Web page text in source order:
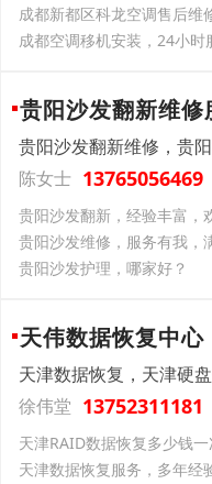
成都新都区科龙空调售后维
成都空调移机安装，24小时
贵阳沙发翻新维修
贵阳沙发翻新维修，贵
陈女士 13765056469
贵阳沙发翻新，经验丰富，
贵阳沙发维修，服务有我，
贵阳沙发护理，哪家好？
天伟数据恢复中心
天津数据恢复，天津硬
徐伟堂 13752311181
天津RAID数据恢复多少钱
天津数据恢复服务，多年经